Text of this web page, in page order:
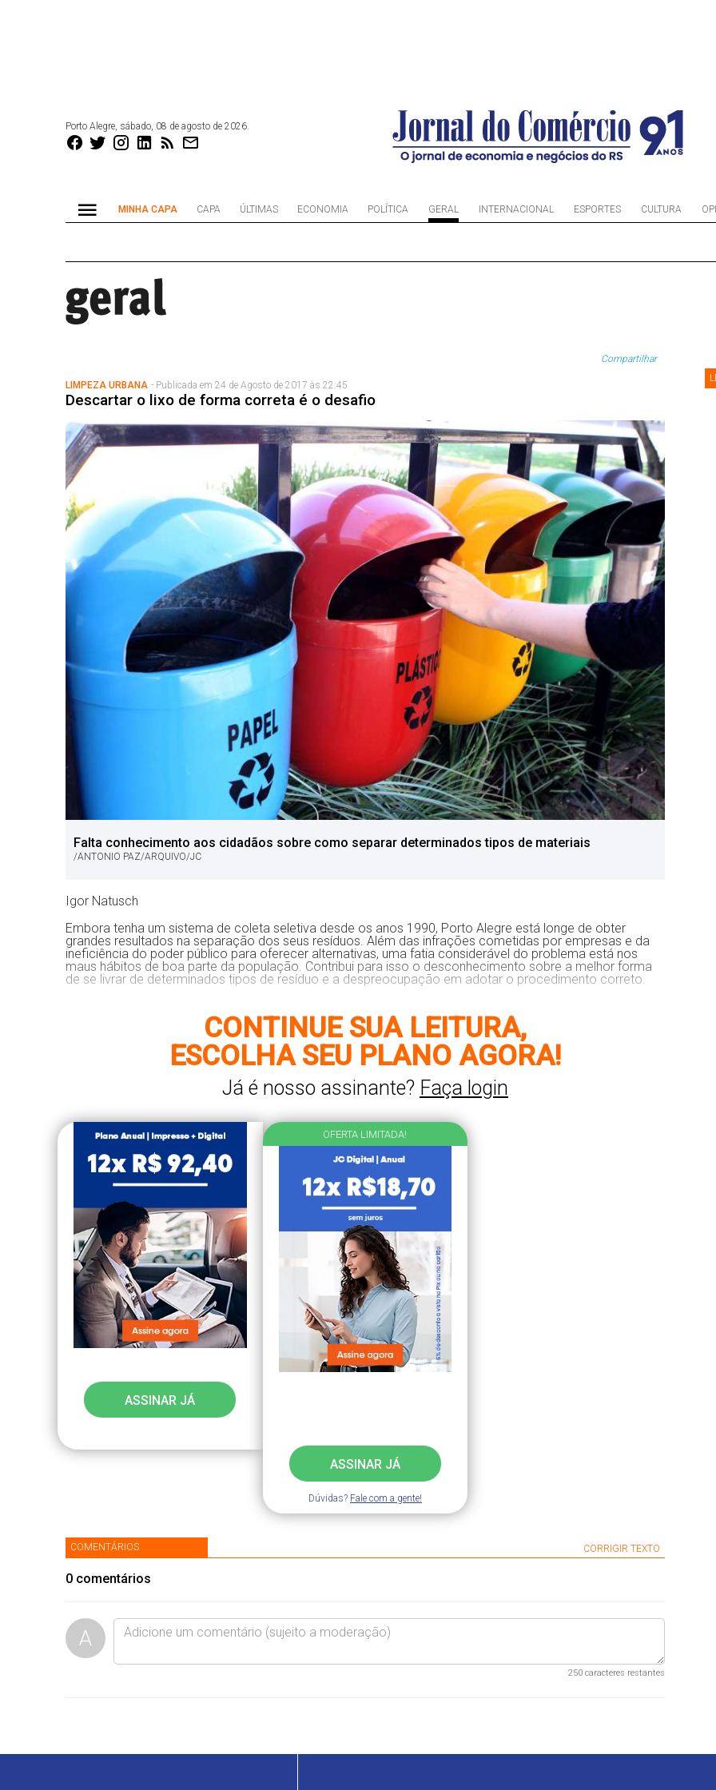
Porto Alegre, sábado, 08 de agosto de 2026.
MINHA CAPA CAPA ÚLTIMAS ECONOMIA POLÍTICA GERAL INTERNACIONAL ESPORTES CULTURA
Compartilhar
LIMPEZA URBANA - Publicada em 24 de Agosto de 2017 às 22:45
Descartar o lixo de forma correta é o desafio
Falta conhecimento aos cidadãos sobre como separar determinados tipos de materiais
/ANTONIO PAZ/ARQUIVO/JC
Igor Natusch
Embora tenha um sistema de coleta seletiva desde os anos 1990, Porto Alegre está longe de obter
grandes resultados na separação dos seus resíduos. Além das infrações cometidas por empresas e da
ineficiência do poder público para oferecer alternativas, uma fatia considerável do problema está nos
maus hábitos de boa parte da população. Contribui para isso o desconhecimento sobre a melhor forma
de se livrar de determinados tipos de resíduo e a despreocupação em adotar o procedimento correto.
CONTINUE SUA LEITURA,
ESCOLHA SEU PLANO AGORA!
Já é nosso assinante? Faça login
OFERTA LIMITADA!
ASSINAR JÁ
Dúvidas? Fale com a gente!
ASSINAR JÁ
COMENTÁRIOS CORRIGIR TEXTO
0 comentários
A
250 caracteres restantes